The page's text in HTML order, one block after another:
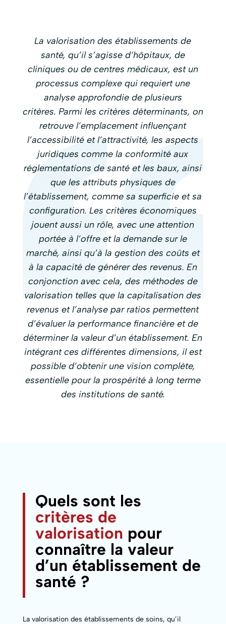
La valorisation des établissements de
santé, qu’il s’agisse d’hôpitaux, de
cliniques ou de centres médicaux, est un
processus complexe qui requiert une
analyse approfondie de plusieurs
critères. Parmi les critères déterminants, on
retrouve l’emplacement influençant
l’accessibilité et l’attractivité, les aspects
juridiques comme la conformité aux
réglementations de santé et les baux, ainsi
que les attributs physiques de
l’établissement, comme sa superficie et sa
configuration. Les critères économiques
jouent aussi un rôle, avec une attention
portée à l’offre et la demande sur le
marché, ainsi qu’à la gestion des coûts et
à la capacité de générer des revenus. En
conjonction avec cela, des méthodes de
valorisation telles que la capitalisation des
revenus et l’analyse par ratios permettent
d’évaluer la performance financière et de
déterminer la valeur d’un établissement. En
intégrant ces différentes dimensions, il est
possible d’obtenir une vision complète,
essentielle pour la prospérité à long terme
des institutions de santé.
Quels sont les
critères de
valorisation pour
connaître la valeur
d’un établissement de
santé ?
La valorisation des établissements de soins, qu’il